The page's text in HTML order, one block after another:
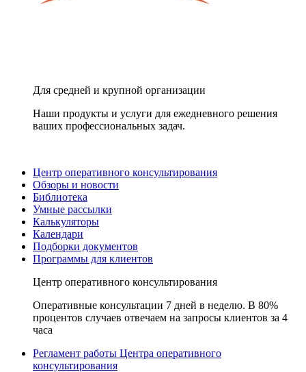
Для средней и крупной организации
Наши продукты и услуги для ежедневного решения
ваших профессиональных задач.
Центр оперативного консультирования
Обзоры и новости
Библиотека
Умные рассылки
Калькуляторы
Календари
Подборки документов
Программы для клиентов
Центр оперативного консультирования
Оперативные консультации 7 дней в неделю. В 80%
процентов случаев отвечаем на запросы клиентов за 4
часа
Регламент работы Центра оперативного
консультирования